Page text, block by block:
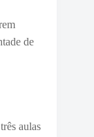
de
aulas